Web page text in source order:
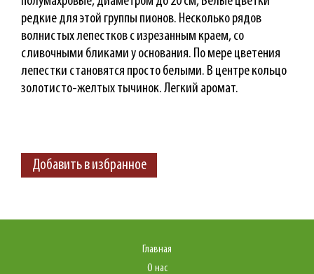
редкие для этой группы пионов. Несколько рядов
волнистых лепестков с изрезанным краем, со
сливочными бликами у основания. По мере цветения
лепестки становятся просто белыми. В центре кольцо
золотисто-желтых тычинок. Легкий аромат.
Добавить в избранное
Главная
О нас